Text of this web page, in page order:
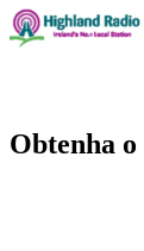
Obtenha